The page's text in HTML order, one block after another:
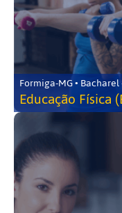
Formiga-MG •
Educação Física